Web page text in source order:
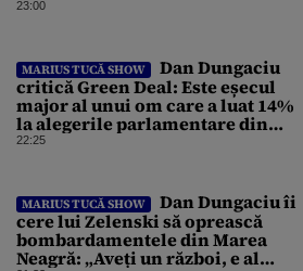
cu leucoplast”
23:00
MARIUS TUCĂ SHOW
Dan Dungaciu
critică Green Deal: Este eșecul
major al unui om care a luat 14%
la alegerile parlamentare din
Olanda
22:25
MARIUS TUCĂ SHOW
Dan Dungaciu îi
cere lui Zelenski să oprească
bombardamentele din Marea
Neagră: „Aveți un război, e al